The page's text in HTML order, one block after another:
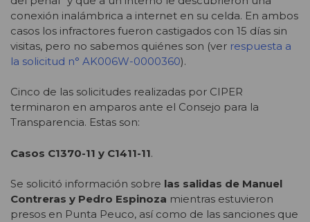
conexión inalámbrica a internet en su celda. En ambos
casos los infractores fueron castigados con 15 días sin
visitas, pero no sabemos quiénes son (ver respuesta a
la solicitud n° AK006W-0000360).
Cinco de las solicitudes realizadas por CIPER
terminaron en amparos ante el Consejo para la
Transparencia. Estas son:
Casos C1370-11 y C1411-11.
Se solicitó información sobre las salidas de Manuel
Contreras y Pedro Espinoza mientras estuvieron
presos en Punta Peuco, así como de las sanciones que